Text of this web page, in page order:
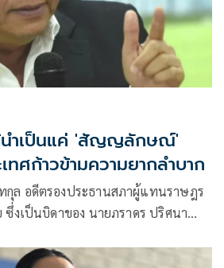
ำเป็นแค่ 'สัญญลักษณ์'
ทศก้าวข้ามความยากลำบาก
ล อดีตรองประธานสภาผู้แทนราษฎร
งเป็นบิดาของ นายภราดร ปริศนา
กุล สส. พรรคเดียวกัน ได้ออกมาแสดง